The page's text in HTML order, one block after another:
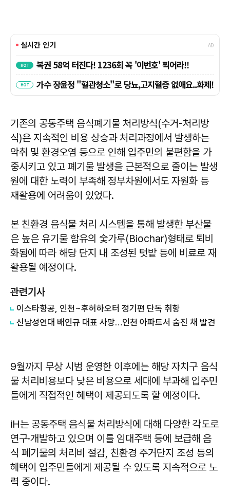
기존의 공동주택 음식폐기물 처리방식(수거-처리방
식)은 지속적인 비용 상승과 처리과정에서 발생하는
악취 및 환경오염 등으로 인해 입주민의 불편함을 가
중시키고 있고 폐기물 발생을 근본적으로 줄이는 발생
원에 대한 노력이 부족해 정부차원에서도 자원화 등
재활용에 어려움이 있었다.
본 친환경 음식물 처리 시스템을 통해 발생한 부산물
은 높은 유기물 함유의 숯가루(Biochar)형태로 퇴비
화됨에 따라 해당 단지 내 조성된 텃밭 등에 비료로 재
활용될 예정이다.
관련기사
이스타항공, 인천~후허하오터 정기편 단독 취항
신남성연대 배인규 대표 사망…인천 아파트서 숨진 채 발견
9월까지 무상 시범 운영한 이후에는 해당 자치구 음식
물 처리비용보다 낮은 비용으로 세대에 부과해 입주민
들에게 직접적인 혜택이 제공되도록 할 예정이다.
iH는 공동주택 음식물 처리방식에 대해 다양한 각도로
연구·개발하고 있으며 이를 임대주택 등에 보급해 음
식 폐기물의 처리비 절감, 친환경 주거단지 조성 등의
혜택이 입주민들에게 제공될 수 있도록 지속적으로 노
력 중이다.